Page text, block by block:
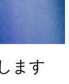
ます